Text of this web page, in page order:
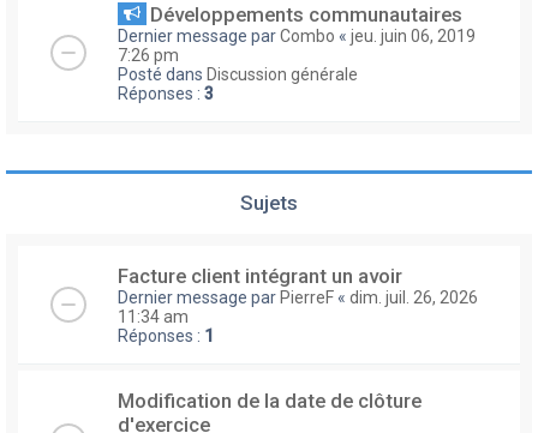
Développements communautaires
Dernier message parCombo « jeu. juin 06, 2019
7:26 pm
Posté dans Discussion générale
Réponses : 3
Sujets
Facture client intégrant un avoir
Dernier message parPierreF « dim. juil. 26, 2026
11:34 am
Réponses : 1
Modification de la date de clôture
d'exercice